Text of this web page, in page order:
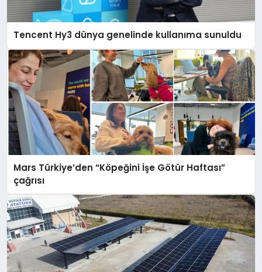
Tencent Hy3 dünya genelinde kullanıma sunuldu
Mars Türkiye’den “Köpeğini İşe Götür Haftası”
çağrısı